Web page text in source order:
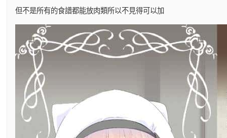
但不是所有的食譜都能放肉類所以不見得可以加